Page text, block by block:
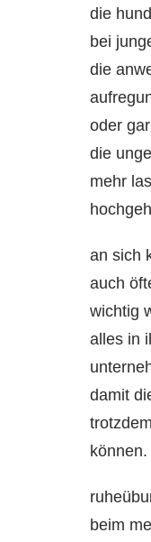
die
bei
die
oder
die
mehr
an sich
auch
wichtig
alles in
damit
können.
beim